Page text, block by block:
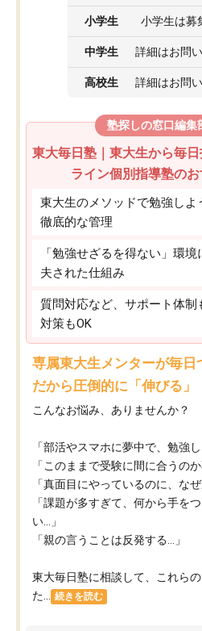
小学生 小学生は募
中学生 詳細はお問
高校生 詳細はお問
塾探しの窓口編集
東大毎日塾｜東大生から毎
ライン個別指導塾の
東大生のメソッドで勉強しよ
徹底的な管理
「勉強せざるを得ない」環
夫された仕組み
質問対応など、サポート体制
対策もOK
専属東大生メンターが毎日
だから圧倒的に「伸びる」
こんなお悩み、ありませんか？
「部活やスマホに夢中で、勉強し
「このままで受験に間に合うのか
「真面目にやっているのに、な
「課題が多すぎて、何から手を
い…」
「親の言うことは反発する…」
東大毎日塾に相談して、これら
た...
続きを読む